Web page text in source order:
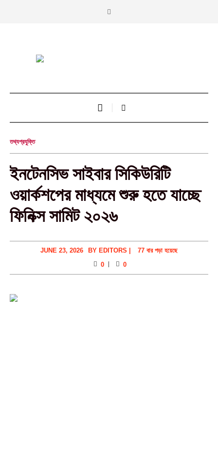
তথ্যপ্রযুক্তি
ইনটেনসিভ সাইবার সিকিউরিটি
ওয়ার্কশপের মাধ্যমে শুরু হতে যাচ্ছে
ফিনিক্স সামিট ২০২৬
JUNE 23, 2026 BY EDITORS
77 বার পড়া হয়েছে
0
0